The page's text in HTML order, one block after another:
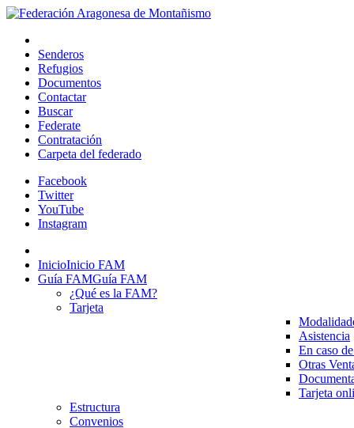
Senderos
Refugios
Documentos
Contactar
Buscar
Federate
Contratación
Carpeta del federado
Facebook
Twitter
YouTube
Instagram
InicioInicio FAM
Guía FAMGuía FAM
¿Qué es la FAM?
Tarjeta
Asistencia
En caso
Otras
Tarjeta
Estructura
Convenios